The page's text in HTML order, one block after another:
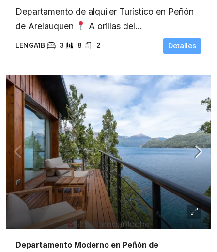
Departamento de alquiler Turístico en Peñón
de Arelauquen
A orillas del...
LENGA1B 3 8 2 Detalles
Departamento Moderno en Peñón de